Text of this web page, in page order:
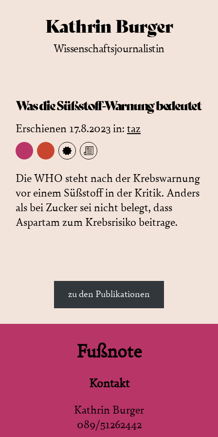
Kathrin Burger
Wissenschaftsjournalistin
Was die Süßstoff-Warnung bedeutet
Erschienen 17.8.2023 in: taz
Die WHO steht nach der Krebswarnung
vor einem Süßstoff in der Kritik. Anders
als bei Zucker sei nicht belegt, dass
Aspartam zum Krebsrisiko beitrage.
zu den Publikationen
Fußnote
Kontakt
Kathrin Burger
089/51262442